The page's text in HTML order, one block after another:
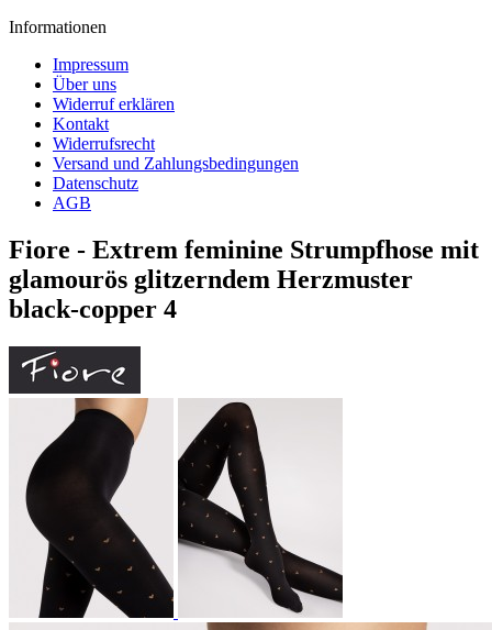
Informationen
Impressum
Über uns
Widerruf erklären
Kontakt
Widerrufsrecht
Versand und Zahlungsbedingungen
Datenschutz
AGB
Fiore - Extrem feminine Strumpfhose mit
glamourös glitzerndem Herzmuster
black-copper 4